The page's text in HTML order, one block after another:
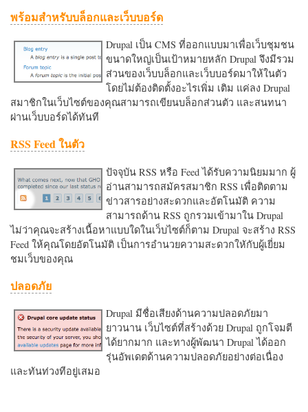
พร้อมสำหรับบล็อกและเว็บบอร์ด
Drupal เป็น CMS ที่ออกแบบมาเพื่อเว็บชุมชน
ขนาดใหญ่เป็นเป้าหมายหลัก Drupal จึงมีรวม
ส่วนของเว็บบล็อกและเว็บบอร์ดมาให้ในตัว
โดยไม่ต้องติดตั้งอะไรเพิ่ม เติม แค่ลง Drupal
สมาชิกในเว็บไซต์ของคุณสามารถเขียนบล็อกส่วนตัว และสนทนา
ผ่านเว็บบอร์ดได้ทันที
RSS Feed ในตัว
ปัจจุบัน RSS หรือ Feed ได้รับความนิยมมาก ผู้
อ่านสามารถสมัครสมาชิก RSS เพื่อติดตาม
ข่าวสารอย่างสะดวกและอัตโนมัติ ความ
สามารถด้าน RSS ถูกรวมเข้ามาใน Drupal
ไม่ว่าคุณจะสร้างเนื้อหาแบบใดในเว็บไซต์ก็ตาม Drupal จะสร้าง RSS
Feed ให้คุณโดยอัตโนมัติ เป็นการอำนวยความสะดวกใหักับผู้เยี่ยม
ชมเว็บของคุณ
ปลอดภัย
Drupal มีชื่อเสียงด้านความปลอดภัยมา
ยาวนาน เว็บไซต์ที่สร้างด้วย Drupal ถูกโจมตี
ได้ยากมาก และทางผู้พัฒนา Drupal ได้ออก
รุ่นอัพเดตด้านความปลอดภัยอย่างต่อเนื่อง
และทันท่วงทีอยู่เสมอ